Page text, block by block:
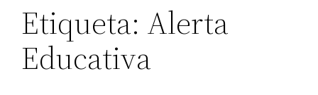
Etiqueta: Alerta
Educativa